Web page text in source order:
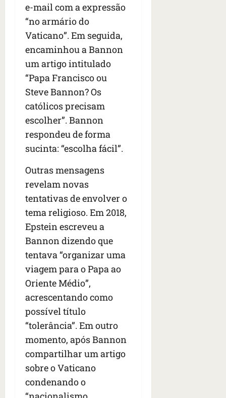
e-mail com a expressão
“no armário do
Vaticano”. Em seguida,
encaminhou a Bannon
um artigo intitulado
“Papa Francisco ou
Steve Bannon? Os
católicos precisam
escolher”. Bannon
respondeu de forma
sucinta: “escolha fácil”.
Outras mensagens
revelam novas
tentativas de envolver o
tema religioso. Em 2018,
Epstein escreveu a
Bannon dizendo que
tentava “organizar uma
viagem para o Papa ao
Oriente Médio”,
acrescentando como
possível título
“tolerância”. Em outro
momento, após Bannon
compartilhar um artigo
sobre o Vaticano
condenando o